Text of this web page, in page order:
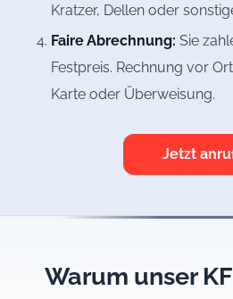
Kratzer, Dellen oder
Faire Abrechnung: Sie
Festpreis. Rechnung vor
Karte oder Überweisung.
Jetzt
Warum unser